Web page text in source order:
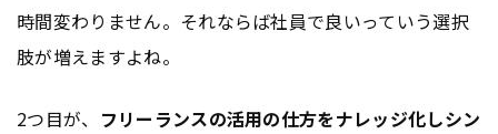
時間変わりません。それならば社員で良いっていう選択
肢が増えますよね。
2つ目が、 フリーランスの活用の仕方をナレッジ化しシン